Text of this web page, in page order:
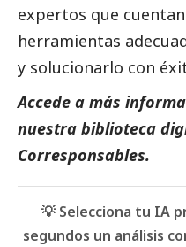
expertos que
herramientas
y solucionarlo con
Accede a más
nuestra biblioteca
Corresponsables.
💡 Selecciona tu IA
segundos un análisis